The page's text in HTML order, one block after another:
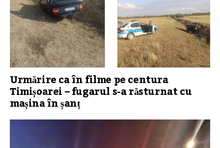
Urmărire ca în filme pe centura
Timișoarei – fugarul s-a răsturnat cu
mașina în șanț